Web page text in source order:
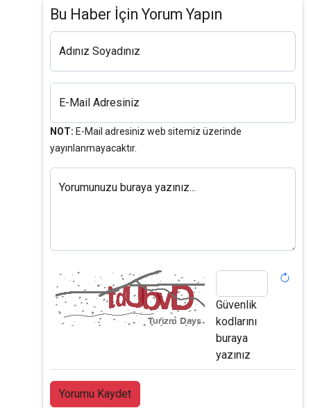
Bu Haber İçin Yorum Yapın
Adınız Soyadınız
E-Mail Adresiniz
NOT: E-Mail adresiniz web sitemiz üzerinde
yayınlanmayacaktır.
Yorumunuzu buraya yazınız...
Güvenlik
kodlarını
buraya
yazınız
Yorumu Kaydet